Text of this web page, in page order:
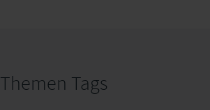
Themen Tags